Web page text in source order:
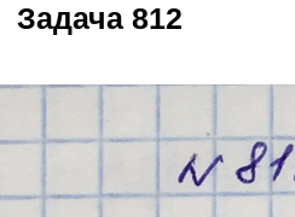
Задача 812